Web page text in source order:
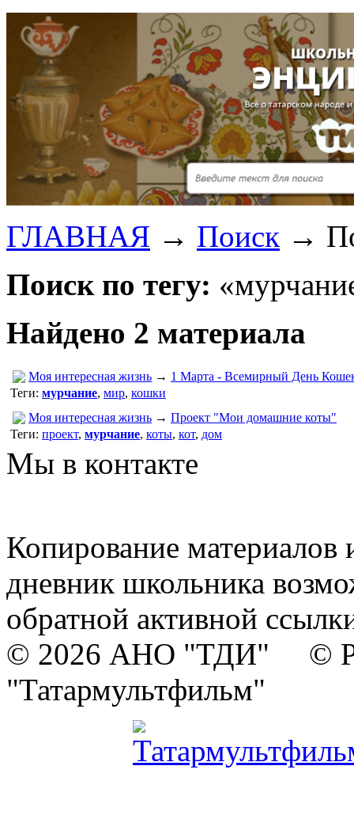
ГЛАВНАЯ → Поиск →
Поиск по тегу:
Найдено 2 материала
Моя интересная жизнь → 1 Марта - Всемирный День
Теги: мурчание, мир, кошки
Моя интересная жизнь → Проект "Мои домашние коты"
Теги: проект, мурчание, коты, кот, дом
Мы в контакте
Копирование материалов
дневник школьника
обратной активной
© 2026 АНО "ТДИ" ©
"Татармультфильм"